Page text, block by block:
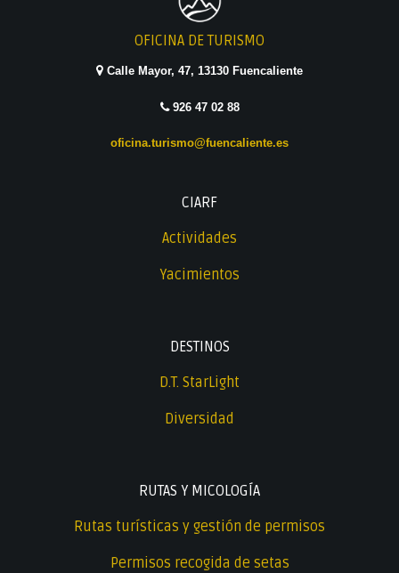
OFICINA DE TURISMO
Calle Mayor, 47, 13130 Fuencaliente
926 47 02 88
oficina.turismo@fuencaliente.es
CIARF
Actividades
Yacimientos
DESTINOS
D.T. StarLight
Diversidad
RUTAS Y MICOLOGÍA
Rutas turísticas y gestión de permisos
Permisos recogida de setas